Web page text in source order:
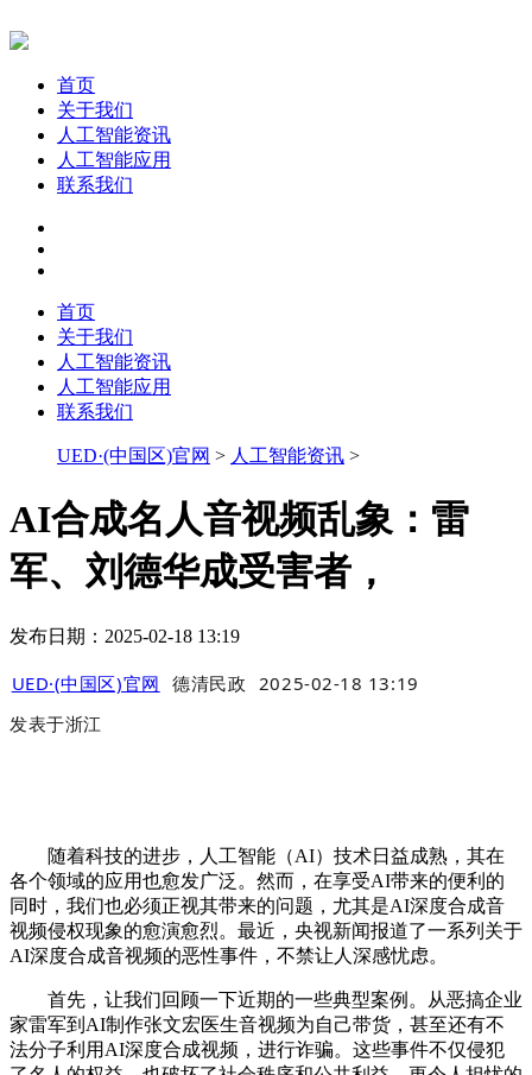
首页
关于我们
人工智能资讯
人工智能应用
联系我们
首页
关于我们
人工智能资讯
人工智能应用
联系我们
UED·(中国区)官网 > 人工智能资讯 >
AI合成名人音视频乱象：雷
军、刘德华成受害者，
发布日期：2025-02-18 13:19
UED·(中国区)官网 德清民政 2025-02-18 13:19
发表于浙江
随着科技的进步，人工智能（AI）技术日益成熟，其在
各个领域的应用也愈发广泛。然而，在享受AI带来的便利的
同时，我们也必须正视其带来的问题，尤其是AI深度合成音
视频侵权现象的愈演愈烈。最近，央视新闻报道了一系列关于
AI深度合成音视频的恶性事件，不禁让人深感忧虑。
首先，让我们回顾一下近期的一些典型案例。从恶搞企业
家雷军到AI制作张文宏医生音视频为自己带货，甚至还有不
法分子利用AI深度合成视频，进行诈骗。这些事件不仅侵犯